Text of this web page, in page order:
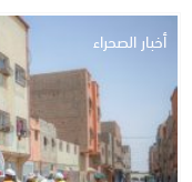
أخبار الصحراء